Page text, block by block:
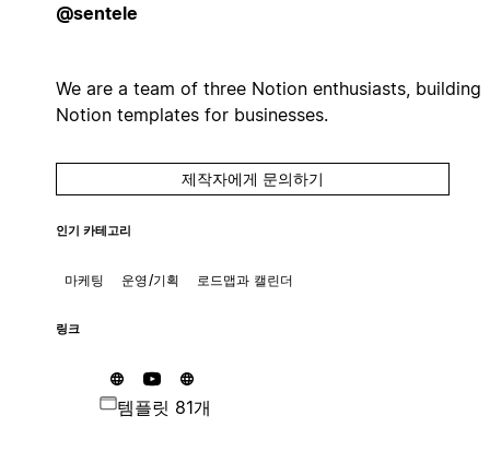
@sentele
We are a team of three Notion enthusiasts, building
Notion templates for businesses.
제작자에게 문의하기
인기 카테고리
마케팅 운영/기획 로드맵과 캘린더
링크
템플릿 81개